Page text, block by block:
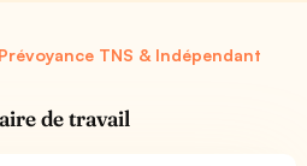
TNS & Indépendant
de travail